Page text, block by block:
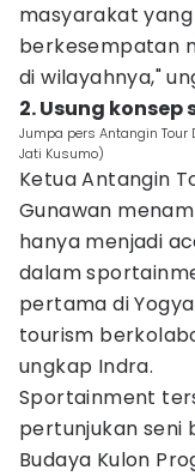
masyarakat
berkesempatan
di wilayahnya,"
2. Usung
Jumpa pers Antangin Tour
Jati Kusumo)
Ketua Antangin
Gunawan
hanya menjadi
dalam
pertama di
tourism
ungkap Indra.
Sportainment
pertunjukan seni
Budaya Kulon